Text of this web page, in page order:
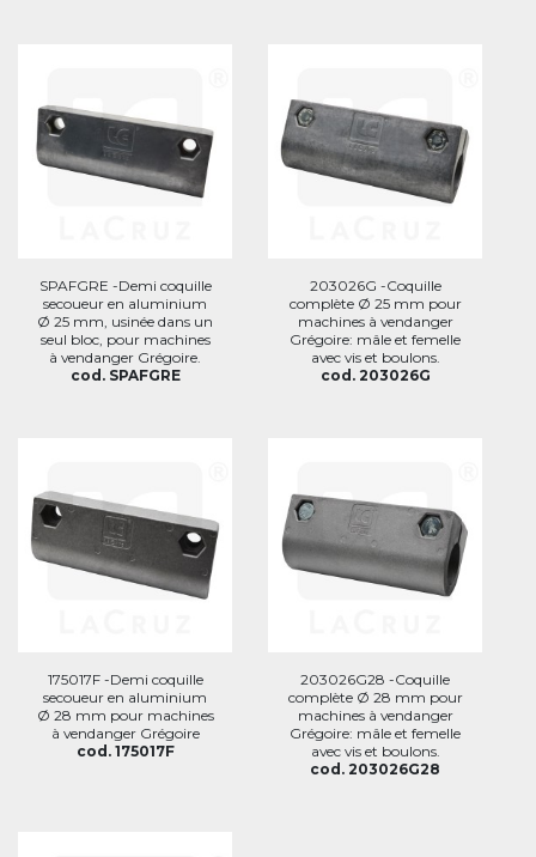
SPAFGRE -Demi coquille
secoueur en aluminium
Ø 25 mm, usinée dans un
seul bloc, pour machines
à vendanger Grégoire.
cod. SPAFGRE
203026G -Coquille
complète Ø 25 mm pour
machines à vendanger
Grégoire: mâle et femelle
avec vis et boulons.
cod. 203026G
175017F -Demi coquille
secoueur en aluminium
Ø 28 mm pour machines
à vendanger Grégoire
cod. 175017F
203026G28 -Coquille
complète Ø 28 mm pour
machines à vendanger
Grégoire: mâle et femelle
avec vis et boulons.
cod. 203026G28